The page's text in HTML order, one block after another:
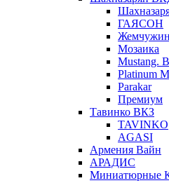
ГАЯСОН
Мозаика
Mustang.
Platinum
Parakar
Премиум
Тавинко ВКЗ
TAVINKO
AGASI
Армения Вайн
АРАДИС
Миниатюрные